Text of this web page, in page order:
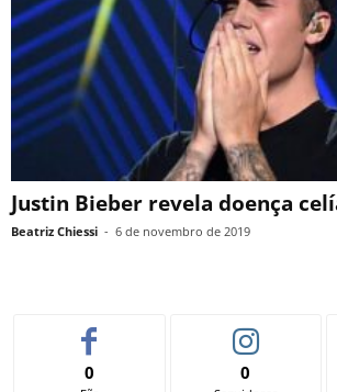
Justin Bieber revela doença
Beatriz Chiessi - 6 de novembro de 2019
0 0